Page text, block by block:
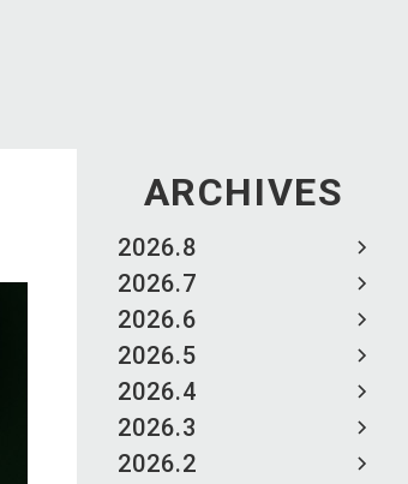
ARCHIVES
2026.8
2026.7
2026.6
2026.5
2026.4
2026.3
2026.2